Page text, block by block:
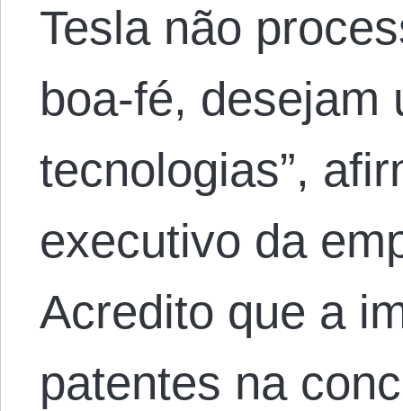
Tesla não
boa-fé, desejam
tecnologias”,
executivo da
Acredito que a
patentes na